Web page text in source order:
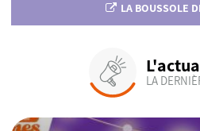
LA BOUSSOLE
LA